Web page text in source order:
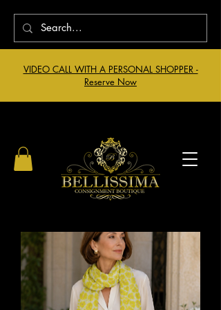
VIDEO CALL WITH A PERSONAL SHOPPER -
Reserve Now